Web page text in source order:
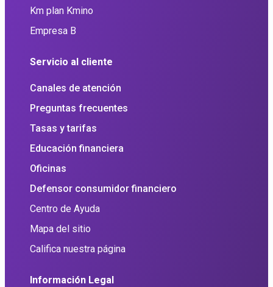
Km plan Kmino
Empresa B
Servicio al cliente
Canales de atención
Preguntas frecuentes
Tasas y tarifas
Educación financiera
Oficinas
Defensor consumidor financiero
Centro de Ayuda
Mapa del sitio
Califica nuestra página
Información Legal